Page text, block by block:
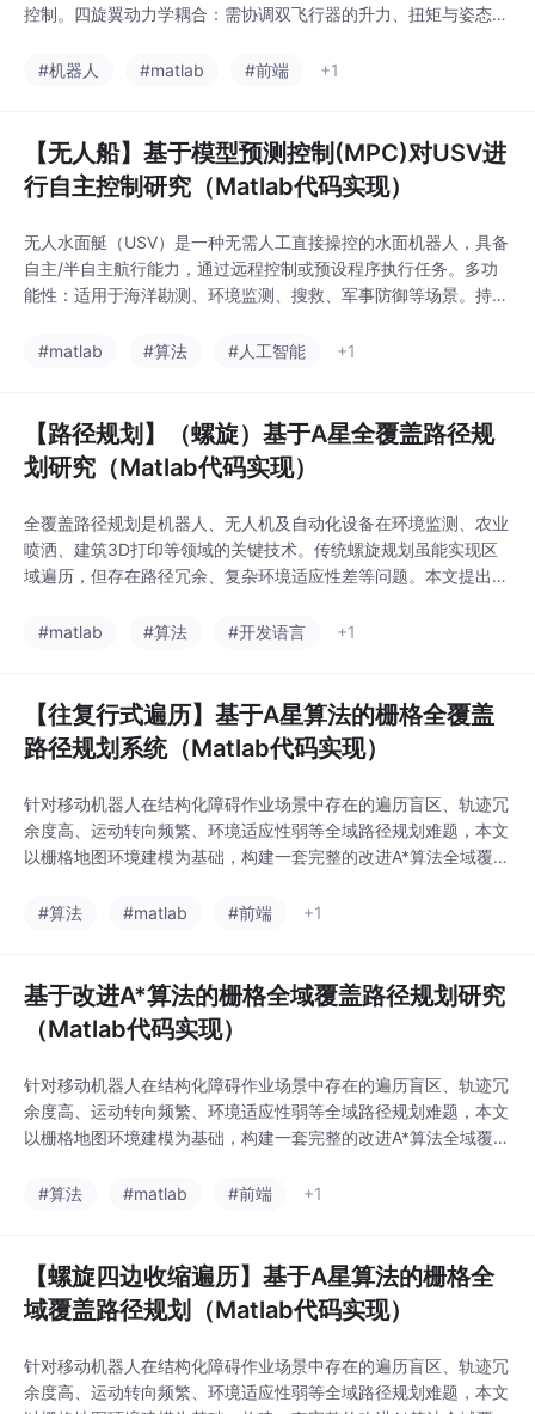
控制。四旋翼动力学耦合：需协调双飞行器的升力、扭矩与姿态；
耦合建模：缆绳柔性特性与四旋翼刚体运动的交互；协同控制鲁棒
#机器人 #matlab #前端 +1
【无人船】基于模型预测控制(MPC)对USV进
行自主控制研究（Matlab代码实现）
无人水面艇（USV）是一种无需人工直接操控的水面机器人，具备
自主/半自主航行能力，通过远程控制或预设程序执行任务。多功
能性：适用于海洋勘测、环境监测、搜救、军事防御等场景。持久
有人船执行危险任务（如反海盗、水雷清除）。
#matlab #算法 #人工智能 +1
【路径规划】（螺旋）基于A星全覆盖路径规
划研究（Matlab代码实现）
全覆盖路径规划是机器人、无人机及自动化设备在环境监测、农业
喷洒、建筑3D打印等领域的关键技术。传统螺旋规划虽能实现区
域遍历，但存在路径冗余、复杂环境适应性差等问题。本文提出一
图、设计动态启发函数及优化螺旋扩展策略，实现复杂环境下的高
#matlab #算法 #开发语言 +1
【往复行式遍历】基于A星算法的栅格全覆盖
路径规划系统（Matlab代码实现）
针对移动机器人在结构化障碍作业场景中存在的遍历盲区、轨迹冗
余度高、运动转向频繁、环境适应性弱等全域路径规划难题，本文
以栅格地图环境建模为基础，构建一套完整的改进A*算法全域覆盖
搜索机制进行优化改进，采用双代价适配策略区分预估代价与真实
#算法 #matlab #前端 +1
基于改进A*算法的栅格全域覆盖路径规划研究
（Matlab代码实现）
针对移动机器人在结构化障碍作业场景中存在的遍历盲区、轨迹冗
余度高、运动转向频繁、环境适应性弱等全域路径规划难题，本文
以栅格地图环境建模为基础，构建一套完整的改进A*算法全域覆盖
搜索机制进行优化改进，采用双代价适配策略区分预估代价与真实
#算法 #matlab #前端 +1
【螺旋四边收缩遍历】基于A星算法的栅格全
域覆盖路径规划（Matlab代码实现）
针对移动机器人在结构化障碍作业场景中存在的遍历盲区、轨迹冗
余度高、运动转向频繁、环境适应性弱等全域路径规划难题，本文